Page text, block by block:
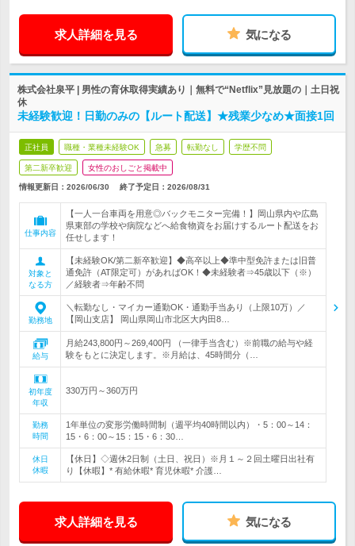
求人詳細を見る 気になる
株式会社泉平 | 男性の育休取得実績あり｜無料で“Netflix”見放題の｜土日祝
休
未経験歓迎！日勤のみの【ルート配送】★残業少なめ★面接1回
正社員 職種・業種未経験OK 急募 転勤なし 学歴不問
第二新卒歓迎 女性のおしごと掲載中
情報更新日：2026/06/30 終了予定日： 2026/08/31
仕事内容
【一人一台車両を用意◎バックモニター完備！】岡山県内や広島
県東部の学校や病院などへ給食物資をお届けするルート配送をお
任せします！
対象と
なる方
【未経験OK/第二新卒歓迎】◆高卒以上◆準中型免許または旧普
通免許（AT限定可）があればOK！◆未経験者⇒45歳以下（※）
／経験者⇒年齢不問
勤務地
＼転勤なし・マイカー通勤OK・通勤手当あり（上限10万）／
【岡山支店】 岡山県岡山市北区大内田8…
給与
月給243,800円～269,400円 （一律手当含む）※前職の給与や経
験をもとに決定します。※月給は、45時間分（…
初年度
年収
330万円～360万円
勤務
時間
1年単位の変形労働時間制（週平均40時間以内）・5：00～14：
15・6：00～15：15・6：30…
休日
休暇
【休日】◇週休2日制（土日、祝日）※月１～２回土曜日出社有
り【休暇】* 有給休暇* 育児休暇* 介護…
求人詳細を見る 気になる